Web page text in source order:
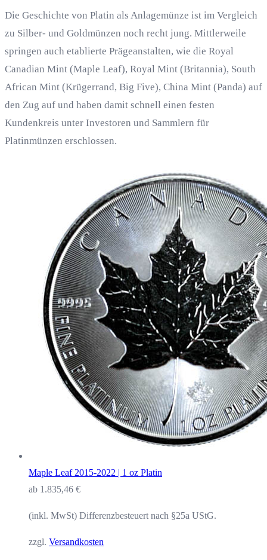
Die Geschichte von Platin als Anlagemünze ist im Vergleich
zu Silber- und Goldmünzen noch recht jung. Mittlerweile
springen auch etablierte Prägeanstalten, wie die Royal
Canadian Mint (Maple Leaf), Royal Mint (Britannia), South
African Mint (Krügerrand, Big Five), China Mint (Panda) auf
den Zug auf und haben damit schnell einen festen
Kundenkreis unter Investoren und Sammlern für
Platinmünzen erschlossen.
Maple Leaf 2015-2022 | 1 oz Platin
ab 1.835,46 €
(inkl. MwSt) Differenzbesteuert nach §25a UStG.
zzgl. Versandkosten